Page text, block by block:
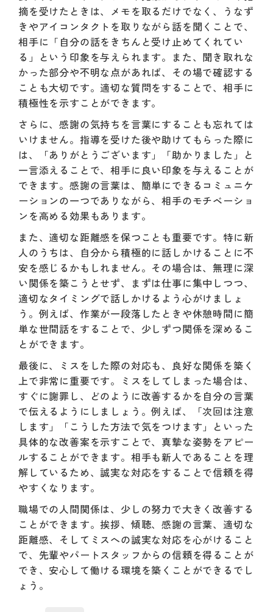
摘を受けたときは、メモを取るだけでなく、うなず
きやアイコンタクトを取りながら話を聞くことで、
相手に「自分の話をきちんと受け止めてくれてい
る」という印象を与えられます。また、聞き取れな
かった部分や不明な点があれば、その場で確認する
ことも大切です。適切な質問をすることで、相手に
積極性を示すことができます。
さらに、感謝の気持ちを言葉にすることも忘れては
いけません。指導を受けた後や助けてもらった際に
は、「ありがとうございます」「助かりました」と
一言添えることで、相手に良い印象を与えることが
できます。感謝の言葉は、簡単にできるコミュニケ
ーションの一つでありながら、相手のモチベーショ
ンを高める効果もあります。
また、適切な距離感を保つことも重要です。特に新
人のうちは、自分から積極的に話しかけることに不
安を感じるかもしれません。その場合は、無理に深
い関係を築こうとせず、まずは仕事に集中しつつ、
適切なタイミングで話しかけるよう心がけましょ
う。例えば、作業が一段落したときや休憩時間に簡
単な世間話をすることで、少しずつ関係を深めるこ
とができます。
最後に、ミスをした際の対応も、良好な関係を築く
上で非常に重要です。ミスをしてしまった場合は、
すぐに謝罪し、どのように改善するかを自分の言葉
で伝えるようにしましょう。例えば、「次回は注意
します」「こうした方法で気をつけます」といった
具体的な改善案を示すことで、真摯な姿勢をアピー
ルすることができます。相手も新人であることを理
解しているため、誠実な対応をすることで信頼を得
やすくなります。
職場での人間関係は、少しの努力で大きく改善する
ことができます。挨拶、傾聴、感謝の言葉、適切な
距離感、そしてミスへの誠実な対応を心がけること
で、先輩やパートスタッフからの信頼を得ることが
でき、安心して働ける環境を築くことができるでし
ょう。